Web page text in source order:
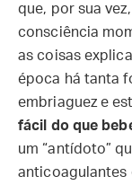
que, por sua
consciência
as coisas
época há tanta
embriaguez e
fácil do que
um “antídoto”
anticoagulantes